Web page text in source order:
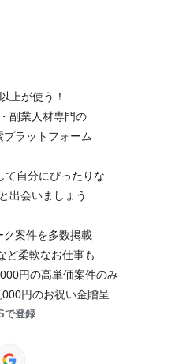
上が使う！
副業人材専門の
ラットフォーム
て自分にぴったりな
出会いましょう
ク案件を多数掲載
ど柔軟なお仕事も
円の高単価案件のみ
円のお祝い金贈呈
で登録